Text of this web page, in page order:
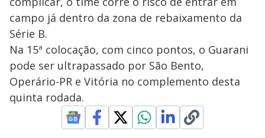
campo já dentro da zona de rebaixamento da
Série B.
Na 15ª colocação, com cinco pontos, o Guarani
pode ser ultrapassado por São Bento,
Operário-PR e Vitória no complemento desta
quinta rodada.